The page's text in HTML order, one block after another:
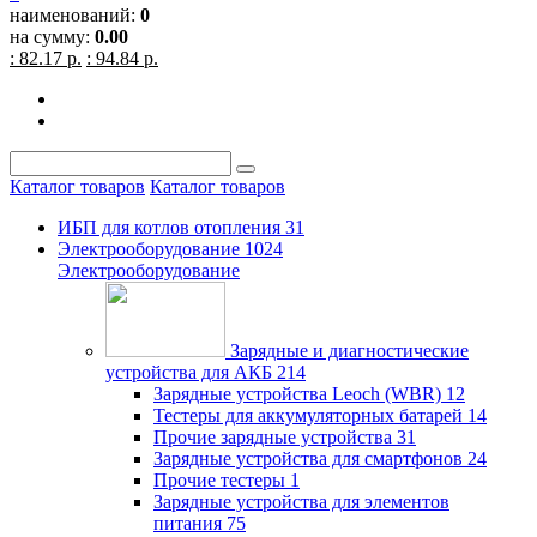
наименований: 0
на сумму: 0.00
: 82.17 р. : 94.84 р.
Каталог товаров Каталог товаров
ИБП для котлов отопления 31
Электрооборудование 1024
Электрооборудование
Зарядные и диагностические
устройства для АКБ 214
Зарядные устройства Leoch (WBR) 12
Тестеры для аккумуляторных батарей 14
Прочие зарядные устройства 31
Зарядные устройства для смартфонов 24
Прочие тестеры 1
Зарядные устройства для элементов
питания 75